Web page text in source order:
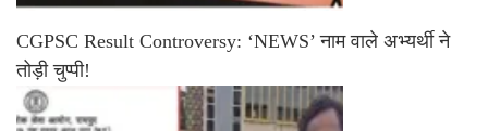
CGPSC Result Controversy: ‘NEWS’ नाम वाले अभ्यर्थी ने
तोड़ी चुप्पी!